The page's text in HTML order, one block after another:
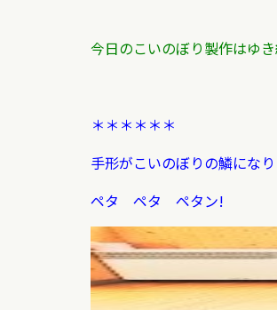
今日のこいのぼり製作はゆ
＊＊＊＊＊＊
手形がこいのぼりの鱗になり
ペタ ペタ ペタン!